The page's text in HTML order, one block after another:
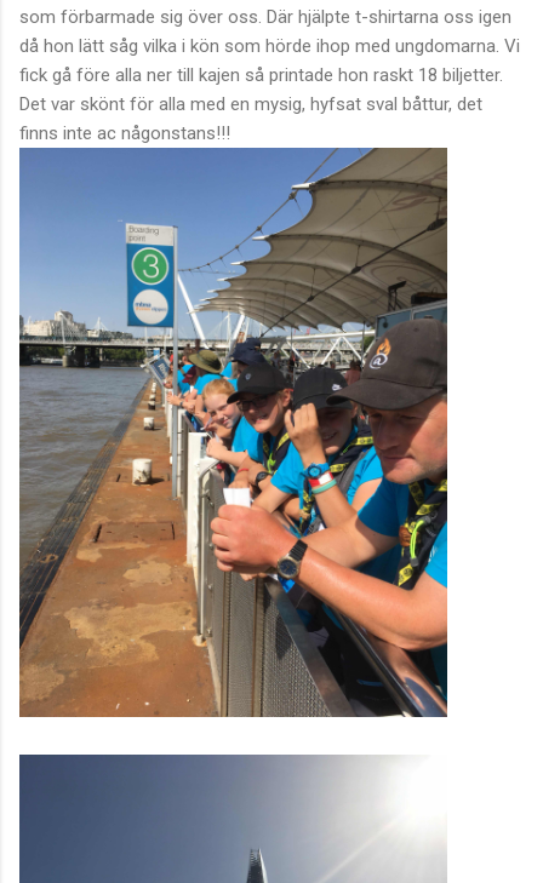
som förbarmade sig över oss. Där hjälpte t-shirtarna oss igen
då hon lätt såg vilka i kön som hörde ihop med ungdomarna. Vi
fick gå före alla ner till kajen så printade hon raskt 18 biljetter.
Det var skönt för alla med en mysig, hyfsat sval båttur, det
finns inte ac någonstans!!!